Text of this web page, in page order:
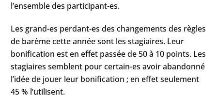
l’ensemble des participant-es.
Les grand-es perdant-es des changements des règles
de barème cette année sont les stagiaires. Leur
bonification est en effet passée de 50 à 10 points. Les
stagiaires semblent pour certain-es avoir abandonné
l’idée de jouer leur bonification ; en effet seulement
45 % l’utilisent.